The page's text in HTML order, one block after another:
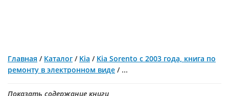
Главная / Каталог / Kia / Kia Sorento с 2003 года, книга по
ремонту в электронном виде / ...
Показать содержание книги